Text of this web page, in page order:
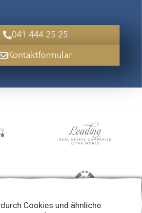
041 444 25 25
Kontaktformular
Cookies und ähnliche